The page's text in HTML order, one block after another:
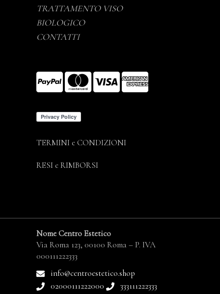
TRATTAMENTO VISO
BIOLOGICO
CONTATTI
TERMINI e CONDIZIONI
RESI e RIMBORSI
Nome Centro Estetico
Via Roma 123, 00100 Roma – P. IVA
000111222333
info@centroestetico.shop
02000111222000
333111222333